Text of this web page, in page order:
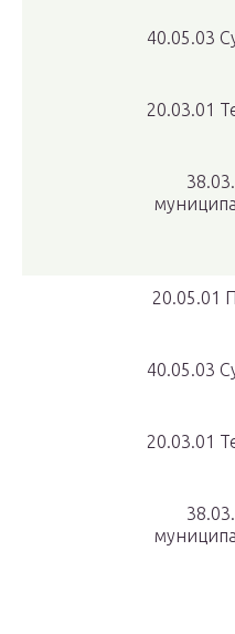
40.05.03
20.03.01
20.05.01
40.05.03
20.03.01